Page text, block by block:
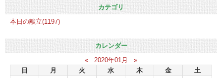
カテゴリ
本日の献立(1197)
カレンダー
«
2020年01月
»
日
月 火 水 木 金
土